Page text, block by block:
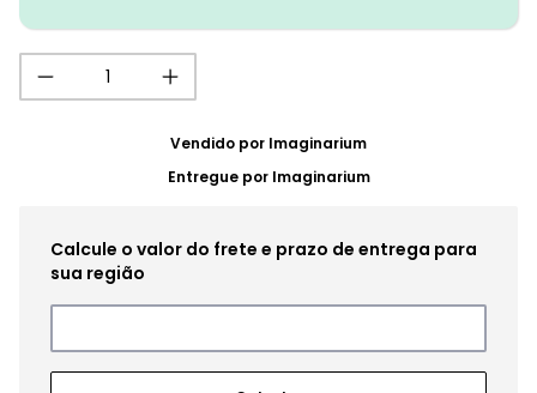
Vendido por Imaginarium
Entregue por Imaginarium